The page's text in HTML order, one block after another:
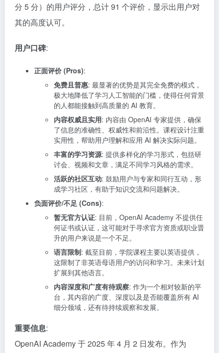
分 5 分）的用户评分，总计 91 个评价，显示出用户对
其的高度认可。
用户口碑:
正面评价 (Pros):
免费且普惠: 最显著的优势是其完全免费的模式，
极大地降低了学习人工智能的门槛，使得任何背景
的人都能接触到高质量的 AI 教育。
内容权威且实用: 内容由 OpenAI 专家提供，确保
了信息的准确性、权威性和前沿性。课程设计注重
实用性，帮助用户理解和应用 AI 解决实际问题。
丰富的学习资源: 提供多样化的学习形式，包括研
讨会、视频和文章，满足不同学习风格的需求。
活跃的社区互动: 鼓励用户与专家和同行互动，形
成学习社区，有助于知识交流和问题解决。
负面评价/不足 (Cons):
暂无官方认证: 目前，OpenAI Academy 不提供任
何证书或认证，这可能对于寻求官方资质或职业晋
升的用户来说是一个不足。
语言限制: 截至目前，学院课程主要以英语提供，
这限制了非英语母语用户的访问和学习。未来计划
扩展到其他语言。
内容深度和广度有待观察: 作为一个相对较新的平
台，其内容的广度、深度以及是否能覆盖所有 AI
细分领域，还有待持续观察和发展。
重要信息:
OpenAI Academy 于 2025 年 4 月 2 日发布。作为